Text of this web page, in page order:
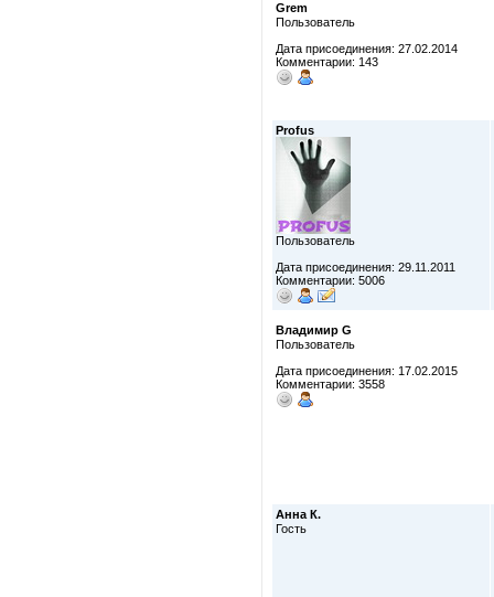
Grem
Пользователь
Дата присоединения: 27.02.2014
Комментарии: 143
Profus
Пользователь
Дата присоединения: 29.11.2011
Комментарии: 5006
Владимир G
Пользователь
Дата присоединения: 17.02.2015
Комментарии: 3558
Анна К.
Гость